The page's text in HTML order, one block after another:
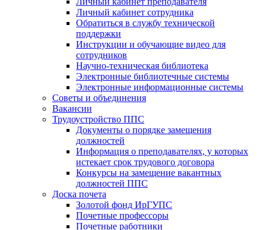
Личный кабинет сотрудника
Обратиться в службу технической
поддержки
Инструкции и обучающие видео для
сотрудников
Научно-техническая библиотека
Электронные библиотечные системы
Электронные информационные системы
Советы и объединения
Вакансии
Трудоустройство ППС
Документы о порядке замещения
должностей
Информация о преподавателях, у которых
истекает срок трудового договора
Конкурсы на замещение вакантных
должностей ППС
Доска почета
Золотой фонд ИрГУПС
Почетные профессоры
Почетные работники